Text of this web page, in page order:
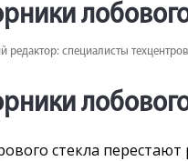
редактор: специалисты
стекла